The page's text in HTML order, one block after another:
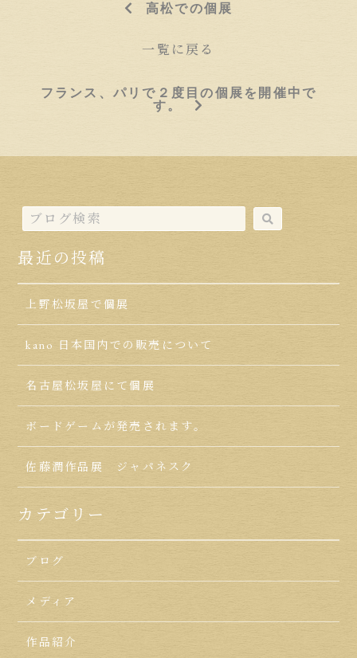
高松での個展
一覧に戻る
フランス、パリで２度目の個展を開催中で
す。
最近の投稿
上野松坂屋で個展
kano 日本国内での販売について
名古屋松坂屋にて個展
ボードゲームが発売されます。
佐藤潤作品展 ジャパネスク
カテゴリー
ブログ
メディア
作品紹介